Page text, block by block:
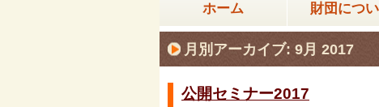
ホーム 財団につ
月別アーカイブ: 9月 2017
公開セミナー2017